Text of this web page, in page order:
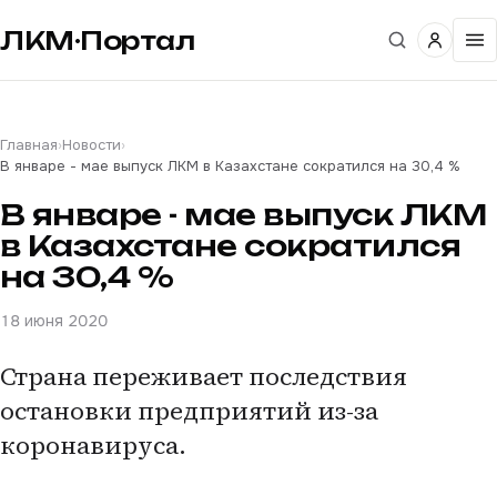
ЛКМ·Портал
Главная›Новости›
В январе - мае выпуск ЛКМ в Казахстане сократился на 30,4 %
В январе - мае выпуск ЛКМ
в Казахстане сократился
на 30,4 %
18 июня 2020
Страна переживает последствия
остановки предприятий из-за
коронавируса.